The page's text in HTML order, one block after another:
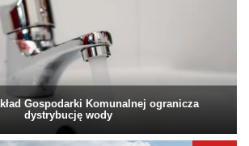
Gospodarki Komunalnej ogranicza
dystrybucję wody